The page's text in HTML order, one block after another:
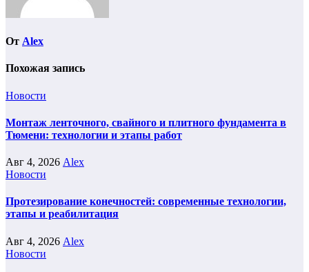
От Alex
Похожая запись
Новости
Монтаж ленточного, свайного и плитного фундамента в
Тюмени: технологии и этапы работ
Авг 4, 2026 Alex
Новости
Протезирование конечностей: современные технологии,
этапы и реабилитация
Авг 4, 2026 Alex
Новости